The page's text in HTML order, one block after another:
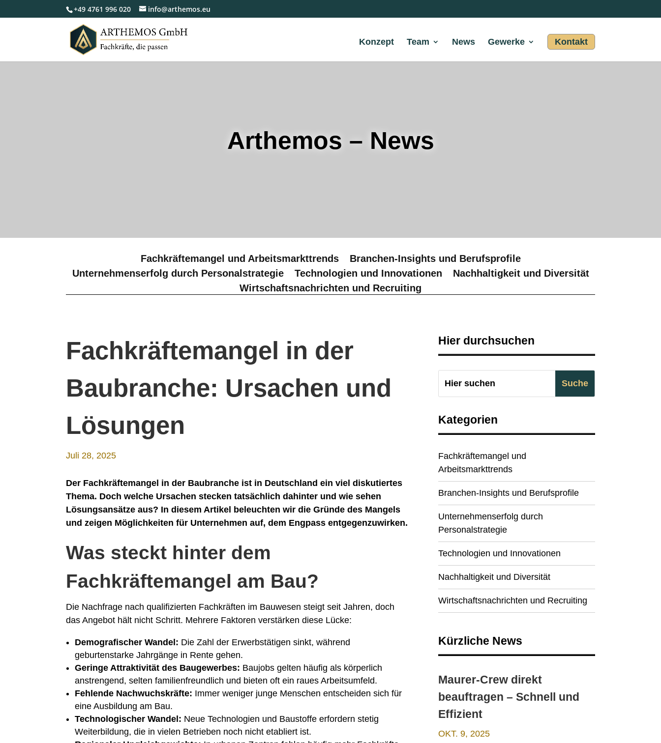
+49 4761 996 020 info@arthemos.eu
Konzept Team News Gewerke Kontakt
Arthemos – News
Fachkräftemangel und Arbeitsmarkttrends
Branchen-Insights und Berufsprofile
Unternehmenserfolg durch Personalstrategie
Technologien und Innovationen
Nachhaltigkeit und Diversität
Wirtschaftsnachrichten und Recruiting
Fachkräftemangel in der
Baubranche: Ursachen und
Lösungen
Juli 28, 2025
Der Fachkräftemangel in der Baubranche ist in Deutschland ein viel diskutiertes
Thema. Doch welche Ursachen stecken tatsächlich dahinter und wie sehen
Lösungsansätze aus? In diesem Artikel beleuchten wir die Gründe des Mangels
und zeigen Möglichkeiten für Unternehmen auf, dem Engpass entgegenzuwirken.
Was steckt hinter dem
Fachkräftemangel am Bau?
Die Nachfrage nach qualifizierten Fachkräften im Bauwesen steigt seit Jahren, doch
das Angebot hält nicht Schritt. Mehrere Faktoren verstärken diese Lücke:
Demografischer Wandel: Die Zahl der Erwerbstätigen sinkt, während
geburtenstarke Jahrgänge in Rente gehen.
Geringe Attraktivität des Baugewerbes: Baujobs gelten häufig als körperlich
anstrengend, selten familienfreundlich und bieten oft ein raues Arbeitsumfeld.
Fehlende Nachwuchskräfte: Immer weniger junge Menschen entscheiden sich für
eine Ausbildung am Bau.
Technologischer Wandel: Neue Technologien und Baustoffe erfordern stetig
Weiterbildung, die in vielen Betrieben noch nicht etabliert ist.
Hier durchsuchen
Kategorien
Fachkräftemangel und
Arbeitsmarkttrends
Branchen-Insights und Berufsprofile
Unternehmenserfolg durch
Personalstrategie
Technologien und Innovationen
Nachhaltigkeit und Diversität
Wirtschaftsnachrichten und Recruiting
Kürzliche News
Maurer-Crew direkt
beauftragen – Schnell und
Effizient
OKT. 9, 2025